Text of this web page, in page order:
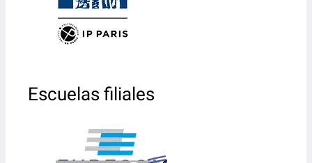
Escuelas filiales